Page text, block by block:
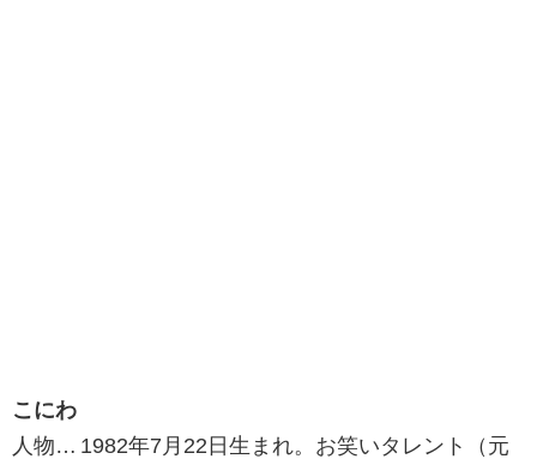
こにわ
人物… 1982年7月22日生まれ。お笑いタレント（元